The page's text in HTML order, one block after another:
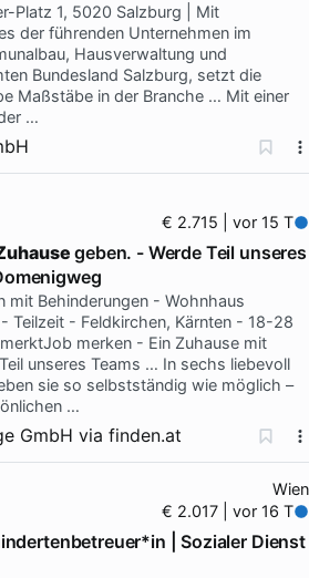
Platz 1, 5020 Salzburg | Mit
der führenden Unternehmen im
Hausverwaltung und
Bundesland Salzburg, setzt die
Maßstäbe in der Branche … Mit einer
…
€ 2.715 | vor 15 T
geben. - Werde Teil unseres
mit Behinderungen - Wohnhaus
Teilzeit - Feldkirchen, Kärnten - 18-28
merken - Ein Zuhause mit
unseres Teams … In sechs liebevoll
sie so selbstständig wie möglich –
…
GmbH via finden.at
Wien
€ 2.017 | vor 16 T
| Sozialer Dienst